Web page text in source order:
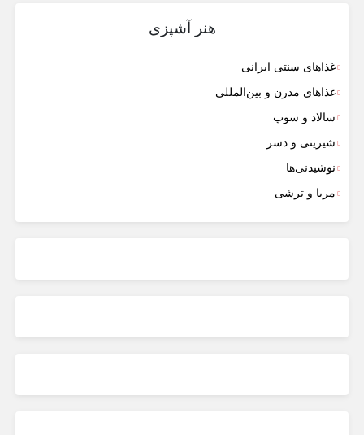
هنر آشپزی
غذاهای سنتی ایرانی
غذاهای مدرن و بین‌المللی
سالاد و سوپ
شیرینی و دسر
نوشیدنی‌ها
مربا و ترشی